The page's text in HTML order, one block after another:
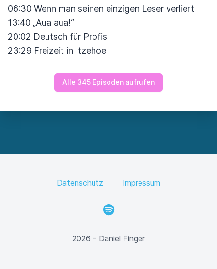
06:30 Wenn man seinen einzigen Leser verliert
13:40 „Aua aua!“
20:02 Deutsch für Profis
23:29 Freizeit in Itzehoe
Alle 345 Episoden aufrufen
Datenschutz Impressum
Spotify
2026 - Daniel Finger